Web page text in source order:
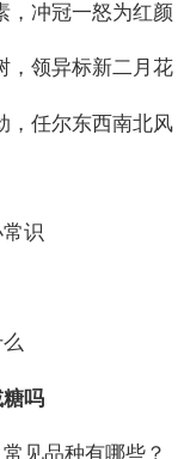
，冲冠一怒为红颜
，领异标新二月花
，任尔东西南北风
识
吗
见品种有哪些？